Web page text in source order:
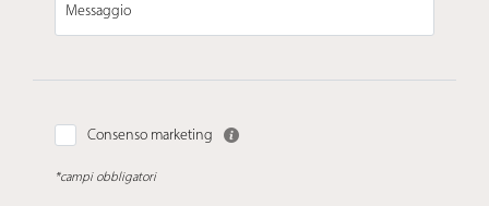
Messaggio
Consenso marketing
*campi obbligatori